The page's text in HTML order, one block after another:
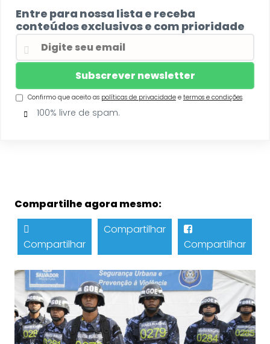
Entre para nossa lista e receba
conteúdos exclusivos e com prioridade
Confirmo que aceito as políticas de privacidadee termos e condições.
100% livre de spam.
Compartilhe agora mesmo:
Compartilhar
Compartilhar
Compartilhar